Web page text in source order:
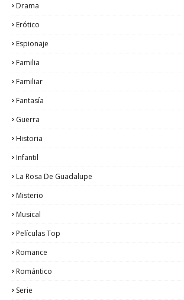
Drama
Erótico
Espionaje
Familia
Familiar
Fantasía
Guerra
Historia
Infantil
La Rosa De Guadalupe
Misterio
Musical
Películas Top
Romance
Romántico
Serie